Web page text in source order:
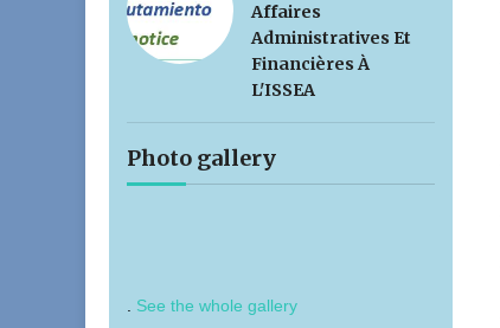
Affaires
Administratives Et
Financières À
L'ISSEA
Photo gallery
See the whole gallery